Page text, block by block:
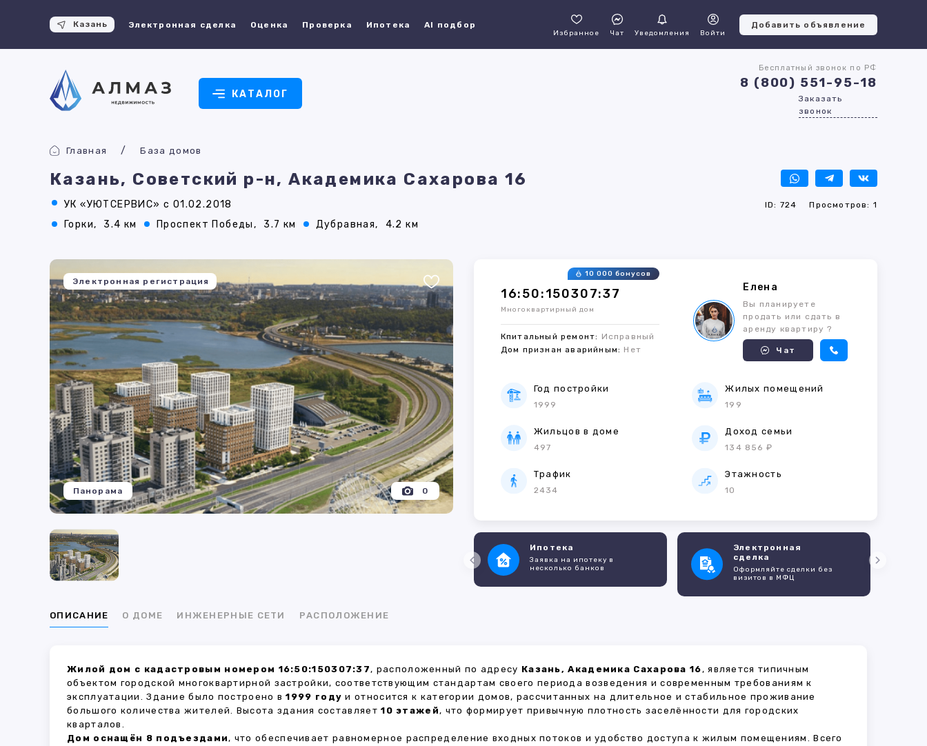
Казань Электронная сделка Оценка Проверка Ипотека AI подбор
Избранное Чат Уведомления Войти
Добавить объявление
КАТАЛОГ
Бесплатный звонок по РФ
8 (800) 551-95-18
Заказать
звонок
Главная База домов
Казань, Советский р-н, Академика Сахарова 16
УК «УЮТСЕРВИС» с 01.02.2018 ID: 724 Просмотров: 1
Горки, 3.4 км Проспект Победы, 3.7 км Дубравная, 4.2 км
Электронная регистрация
0
Панорама
16:50:150307:37
10 000 бонусов
Многоквартирный дом
Кпитальный ремонт: Исправный
Дом признан аварийным: Нет
Елена
Вы планируете
продать или сдать в
аренду квартиру ?
Чат
Год постройки
1999
Жилых помещений
199
Жильцов в доме
497
Доход семьи
134 856 ₽
Трафик
2434
Этажность
10
Ипотека
Заявка на ипотеку в
несколько банков
Электронная
сделка
Оформляйте сделки без
визитов в МФЦ
ОПИСАНИЕ О ДОМЕ ИНЖЕНЕРНЫЕ СЕТИ РАСПОЛОЖЕНИЕ
Жилой дом с кадастровым номером 16:50:150307:37, расположенный по адресу Казань, Академика Сахарова 16, является типичным
объектом городской многоквартирной застройки, соответствующим стандартам своего периода возведения и современным требованиям к
эксплуатации. Здание было построено в1999 году и относится к категории домов, рассчитанных на длительное и стабильное проживание
большого количества жителей. Высота здания составляет10 этажей, что формирует привычную плотность заселённости для городских
кварталов.
Дом оснащён 8 подъездами, что обеспечивает равномерное распределение входных потоков и удобство доступа к жилым помещениям. Всего